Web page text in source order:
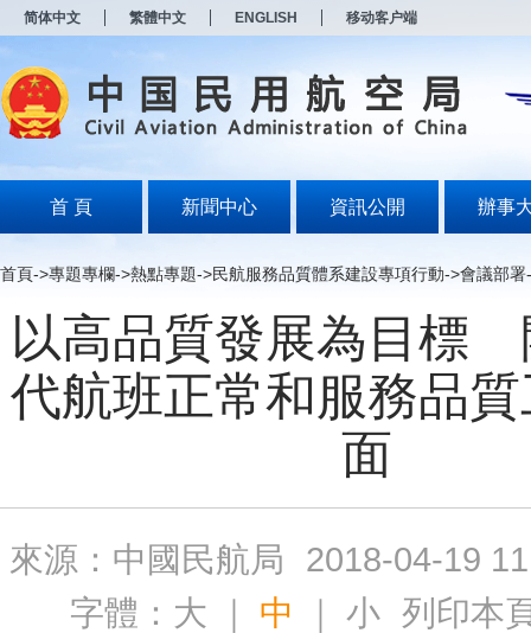
简体中文 繁體中文 ENGLISH 移动客户端
首 頁 新聞中心 資訊公開 辦事
首頁->專題專欄->熱點專題->民航服務品質體系建設專項行動->會議部署
以高品質發展為目標
代航班正常和服務品
面
來源：中國民航局
2018-04-19
字體： 大 ｜ 中 ｜小 列印本
打
开
无
障
说
按
Alt
打